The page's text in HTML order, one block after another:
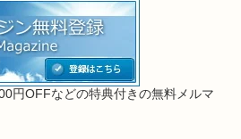
円OFFなどの特典付きの無料メルマ